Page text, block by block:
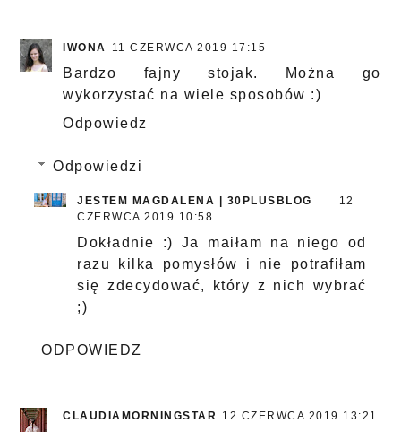
IWONA 11 CZERWCA 2019 17:15
Bardzo fajny stojak. Można go
wykorzystać na wiele sposobów :)
Odpowiedz
Odpowiedzi
JESTEM MAGDALENA | 30PLUSBLOG
12
CZERWCA 2019 10:58
Dokładnie :) Ja maiłam na niego od
razu kilka pomysłów i nie potrafiłam
się zdecydować, który z nich wybrać
;)
ODPOWIEDZ
CLAUDIAMORNINGSTAR 12 CZERWCA 2019 13:21